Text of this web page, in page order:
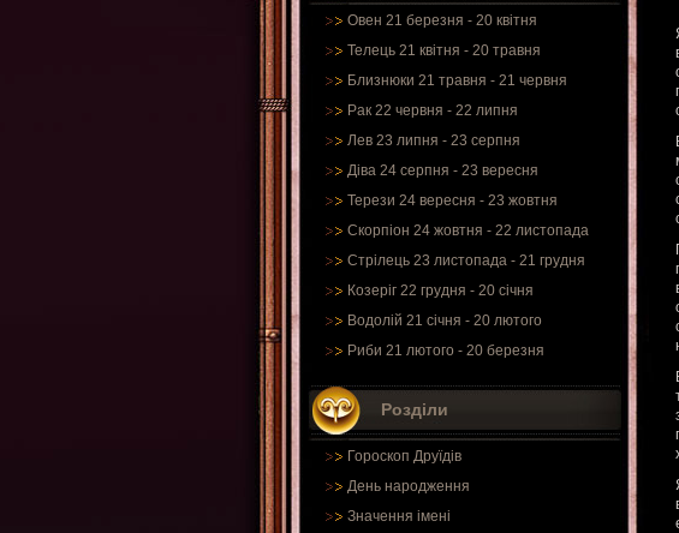
Овен 21 березня - 20 квітня
Телець 21 квітня - 20 травня
Близнюки 21 травня - 21 червня
Рак 22 червня - 22 липня
Лев 23 липня - 23 серпня
Діва 24 серпня - 23 вересня
Терези 24 вересня - 23 жовтня
Скорпіон 24 жовтня - 22 листопада
Стрілець 23 листопада - 21 грудня
Козеріг 22 грудня - 20 січня
Водолій 21 січня - 20 лютого
Риби 21 лютого - 20 березня
Розділи
Гороскоп Друїдів
День народження
Значення імені